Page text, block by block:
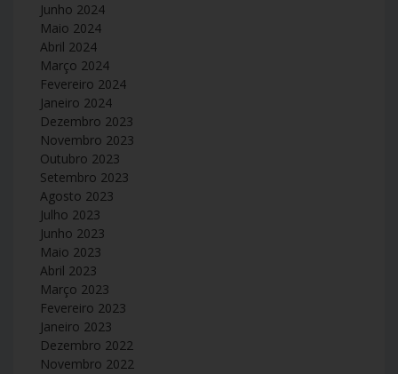
Junho 2024
Maio 2024
Abril 2024
Março 2024
Fevereiro 2024
Janeiro 2024
Dezembro 2023
Novembro 2023
Outubro 2023
Setembro 2023
Agosto 2023
Julho 2023
Junho 2023
Maio 2023
Abril 2023
Março 2023
Fevereiro 2023
Janeiro 2023
Dezembro 2022
Novembro 2022